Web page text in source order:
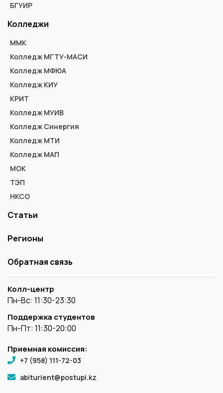
БГУИР
Колледжи
ММК
Колледж МГТУ-МАСИ
Колледж МФЮА
Колледж КИУ
КРИТ
Колледж МУИВ
Колледж Синергия
Колледж МТИ
Колледж МАП
МОК
ТЭП
НКСО
Статьи
Регионы
Обратная связь
Колл-центр
Пн-Вс: 11:30-23:30
Поддержка студентов
Пн-Пт: 11:30-20:00
Приемная комиссия:
+7 (958) 111-72-03
abiturient@postupi.kz